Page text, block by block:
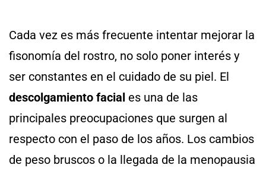
Cada vez es más frecuente intentar mejorar la
fisonomía del rostro, no solo poner interés y
ser constantes en el cuidado de su piel. El
descolgamiento facial es una de las
principales preocupaciones que surgen al
respecto con el paso de los años. Los cambios
de peso bruscos o la llegada de la menopausia